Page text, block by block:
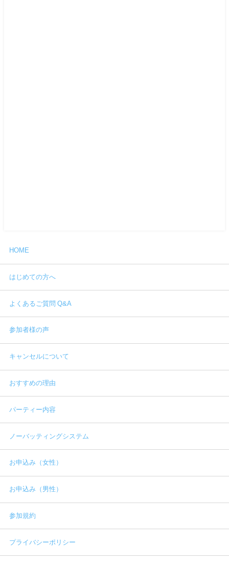
HOME
はじめての方へ
よくあるご質問 Q&A
参加者様の声
キャンセルについて
おすすめの理由
パーティー内容
ノーバッティングシステム
お申込み（女性）
お申込み（男性）
参加規約
プライバシーポリシー